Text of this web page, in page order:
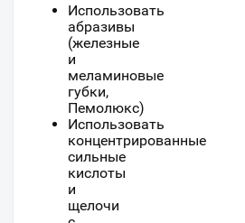
Использовать
абразивы
(железные
и
меламиновые
губки,
Пемолюкс)
Использовать
концентрированные
сильные
кислоты
и
щелочи